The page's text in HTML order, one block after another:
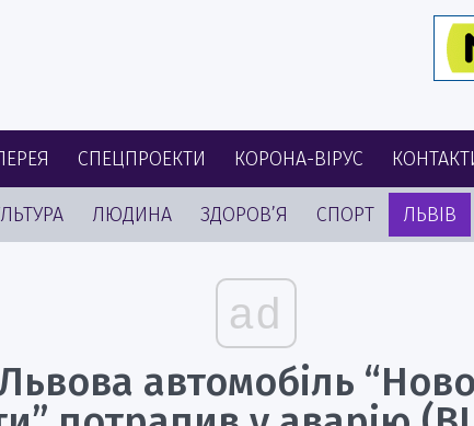
СПЕЦПРОЕКТИ КОРОНА-ВІРУС
ЛЮДИНА ЗДОРОВ’Я СПОРТ ЛЬВІВ
ad
автомобіль